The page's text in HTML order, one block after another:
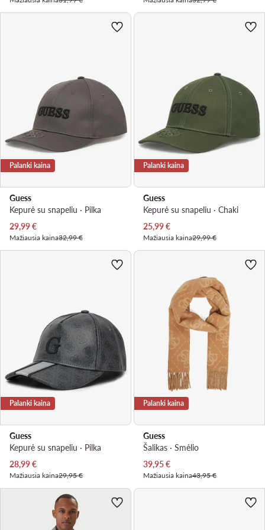
Palanki kaina
Guess
Kepurė su snapeliu · Pilka
Dabartinė kaina
29,99€
Mažiausia kaina32,99 €
Palanki kaina
Guess
Kepurė su snapeliu · Chaki
Dabartinė kaina
25,99€
Mažiausia kaina29,99 €
Palanki kaina
Guess
Kepurė su snapeliu · Pilka
Dabartinė kaina
28,99€
Mažiausia kaina29,95 €
Palanki kaina
Guess
Šalikas · Smėlio
Dabartinė kaina
39,95€
Mažiausia kaina43,95 €